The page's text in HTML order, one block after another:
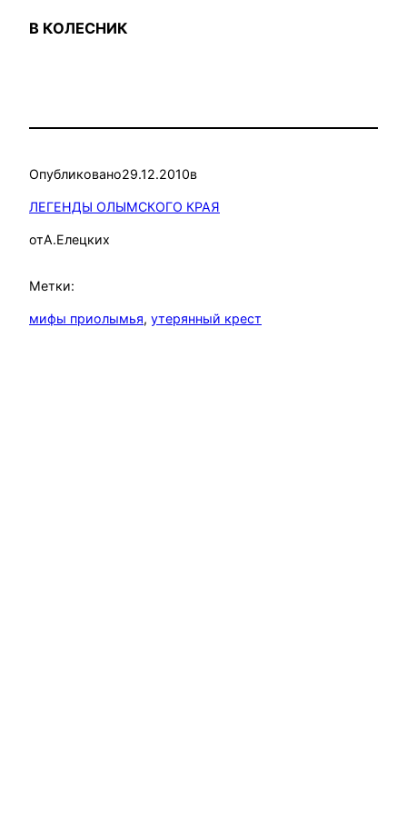
В КОЛЕСНИК
Опубликовано29.12.2010в
ЛЕГЕНДЫ ОЛЫМСКОГО КРАЯ
отА.Елецких
Метки:
мифы приолымья, утерянный крест